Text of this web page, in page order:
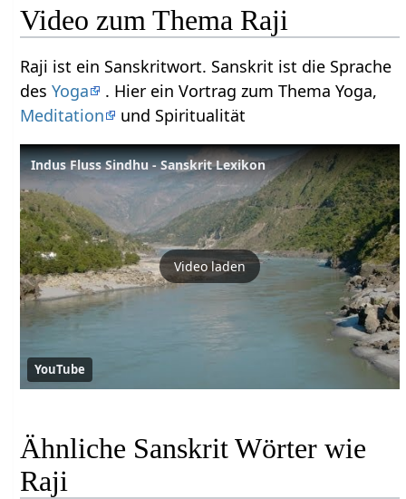
Video zum Thema Raji
Raji ist ein Sanskritwort. Sanskrit ist die Sprache
desYoga
. Hier ein Vortrag zum Thema Yoga,
Meditation
und Spiritualität
Indus Fluss Sindhu - Sanskrit Lexikon
Video laden
YouTube
Ähnliche Sanskrit Wörter wie
Raji